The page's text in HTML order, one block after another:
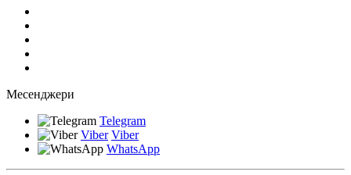
Месенджери
Telegram
Viber Viber
WhatsApp